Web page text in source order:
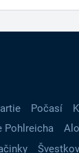
Počasí
Pohlreicha